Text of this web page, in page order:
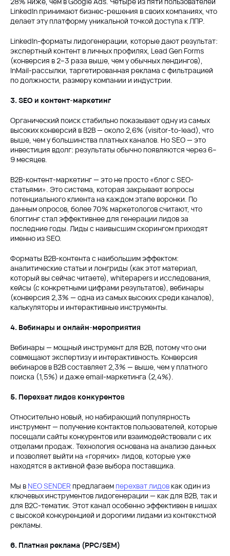
LinkedIn принимают бизнес-решения в своих компаниях, что
делает эту платформу уникальной точкой доступа к ЛПР.
LinkedIn-форматы лидогенерации, которые дают результат:
экспертный контент в личных профилях, Lead Gen Forms
(конверсия в 2–3 раза выше, чем у обычных лендингов),
InMail-рассылки, таргетированная реклама с фильтрацией
по должности, размеру компании и индустрии.
3. SEO и контент-маркетинг
Органический поиск стабильно показывает одну из самых
высоких конверсий в B2B — около 2,6% (visitor-to-lead), что
выше, чем у большинства платных каналов. Но SEO — это
инвестиция вдолг: результаты обычно появляются через 6–
9 месяцев.
B2B-контент-маркетинг — это не просто «блог с SEO-
статьями». Это система, которая закрывает вопросы
потенциального клиента на каждом этапе воронки. По
данным опросов, более 70% маркетологов считают, что
блоггинг стал эффективнее для генерации лидов за
последние годы. Лиды с наивысшим скорингом приходят
именно из SEO.
Форматы B2B-контента с наибольшим эффектом:
аналитические статьи и лонгриды (как этот материал,
который вы сейчас читаете), whitepapers и исследования,
кейсы (с конкретными цифрами результатов), вебинары
(конверсия 2,3% — одна из самых высоких среди каналов),
калькуляторы и интерактивные инструменты.
4. Вебинары и онлайн-мероприятия
Вебинары — мощный инструмент для B2B, потому что они
совмещают экспертизу и интерактивность. Конверсия
вебинаров в B2B составляет 2,3% — выше, чем у платного
поиска (1,5%) и даже email-маркетинга (2,4%).
5. Перехват лидов конкурентов
Относительно новый, но набирающий популярность
инструмент — получение контактов пользователей, которые
посещали сайты конкурентов или взаимодействовали с их
отделами продаж. Технология основана на анализе данных
и позволяет выйти на «горячих» лидов, которые уже
находятся в активной фазе выбора поставщика.
Мы в NEO SENDER предлагаем перехват лидов как один из
ключевых инструментов лидогенерации — как для B2B, так и
для B2C-тематик. Этот канал особенно эффективен в нишах
с высокой конкуренцией и дорогими лидами из контекстной
рекламы.
6. Платная реклама (PPC/SEM)